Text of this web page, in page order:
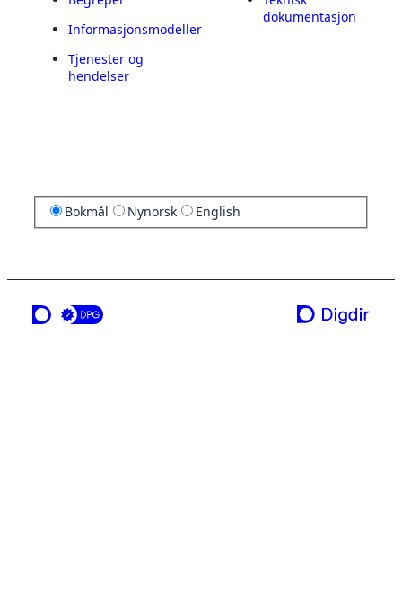
Informasjonsmodeller
Tjenester og
hendelser
dokumentasjon
Bokmål Nynorsk English